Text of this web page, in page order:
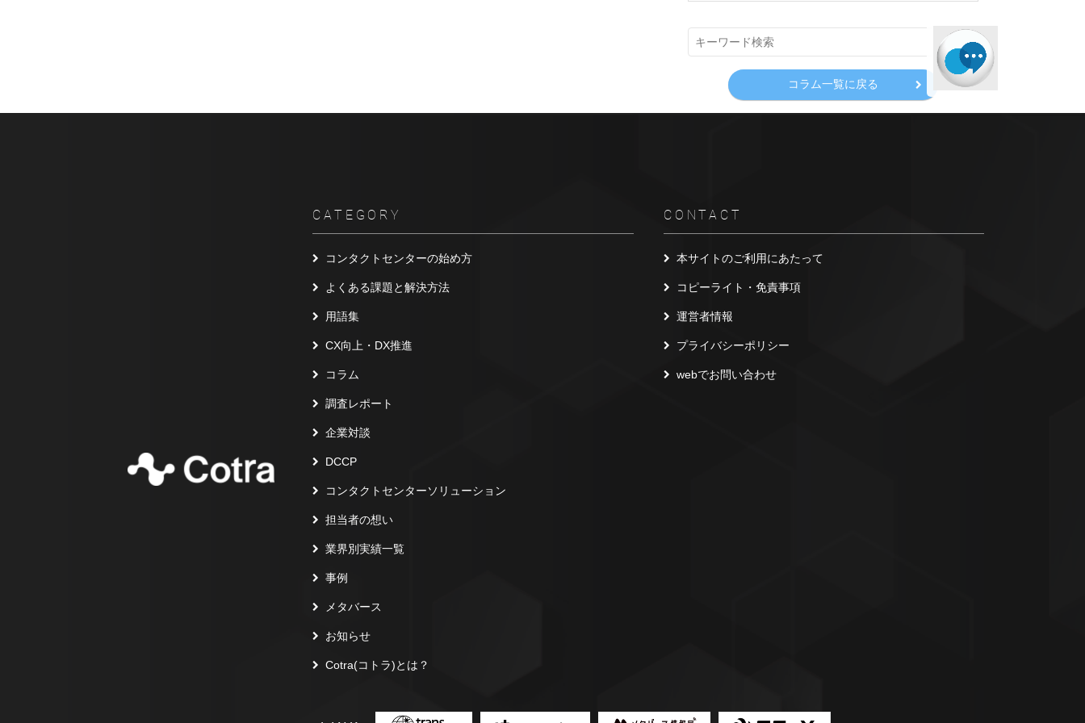
コラム一覧に戻る
CATEGORY
コンタクトセンターの始め方
よくある課題と解決方法
用語集
CX向上・DX推進
コラム
調査レポート
企業対談
DCCP
コンタクトセンターソリューション
担当者の想い
業界別実績一覧
事例
メタバース
お知らせ
Cotra(コトラ)とは？
CONTACT
本サイトのご利用にあたって
コピーライト・免責事項
運営者情報
プライバシーポリシー
webでお問い合わせ